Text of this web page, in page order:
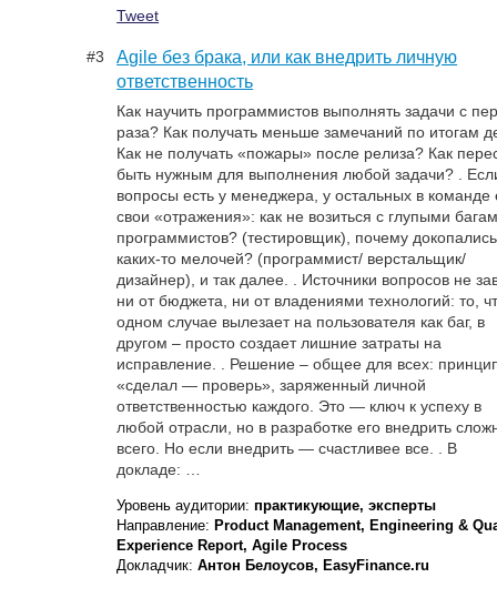
Tweet
#3
Agile без брака, или как внедрить личную
ответственность
Как научить программистов выполнять задачи с
раза? Как получать меньше замечаний по итогам
Как не получать «пожары» после релиза? Как
быть нужным для выполнения любой задачи? .
вопросы есть у менеджера, у остальных в команде
свои «отражения»: как не возиться с глупыми
программистов? (тестировщик), почему
каких-то мелочей? (программист/ верстальщик/
дизайнер), и так далее. . Источники вопросов не
ни от бюджета, ни от владениями технологий: то,
одном случае вылезает на пользователя как баг, в
другом – просто создает лишние затраты на
исправление. . Решение – общее для всех:
«сделал — проверь», заряженный личной
ответственностью каждого. Это — ключ к успеху в
любой отрасли, но в разработке его внедрить
всего. Но если внедрить — счастливее все. . В
докладе: …
Уровень аудитории:практикующие, эксперты
Направление: Product Management, Engineering &
Experience Report, Agile Process
Докладчик:Антон Белоусов, EasyFinance.ru